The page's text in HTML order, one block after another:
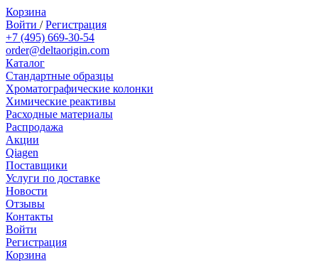
Корзина
Войти /Регистрация
+7 (495) 669-30-54
order@deltaorigin.com
Каталог
Стандартные образцы
Хроматографические колонки
Химические реактивы
Расходные материалы
Распродажа
Акции
Qiagen
Поставщики
Услуги по доставке
Новости
Отзывы
Контакты
Войти
Регистрация
Корзина